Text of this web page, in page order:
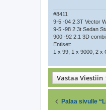
#8411
9-5 -04 2.3T Vector
9-5 -98 2.3t Sedan
900 -92 2.1 3D
Entiset:
1 x 99, 1 x 9000, 2 x
Vastaa Viestiin
Palaa sivulle